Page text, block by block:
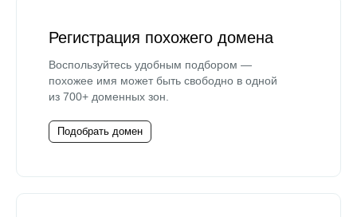
Регистрация похожего домена
Воспользуйтесь удобным подбором —
похожее имя может быть свободно в одной
из 700+ доменных зон.
Подобрать домен